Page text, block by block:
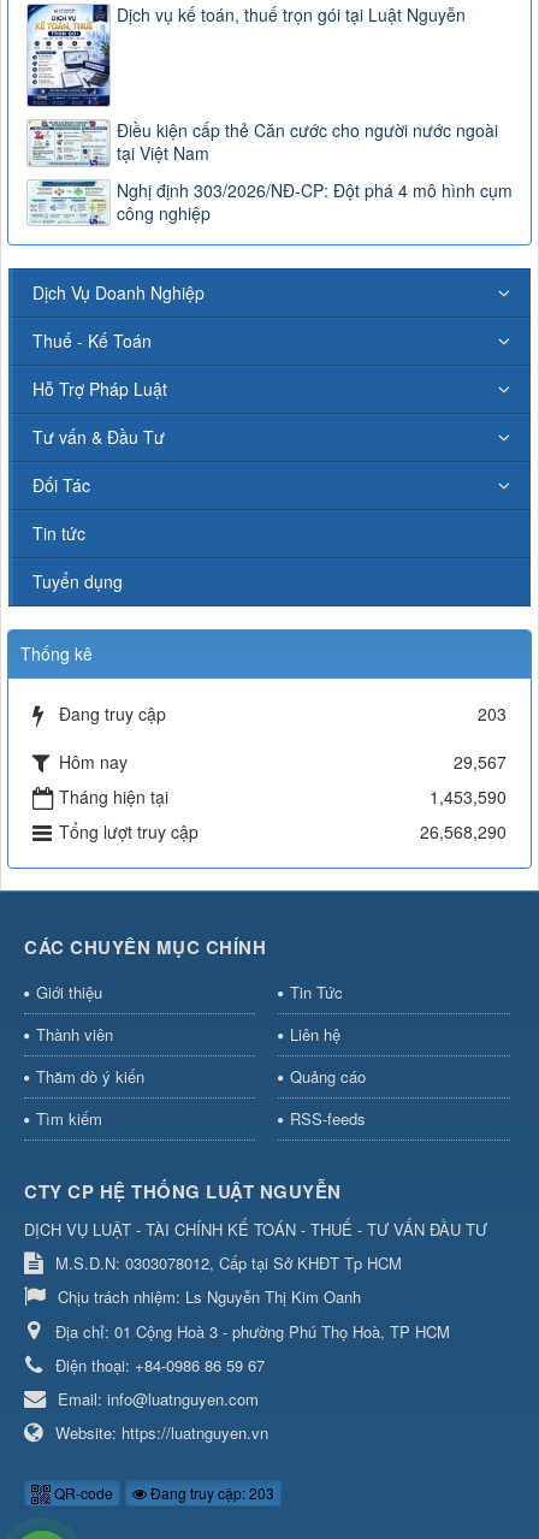
Dịch vụ kế toán, thuế trọn gói tại Luật Nguyễn
Điều kiện cấp thẻ Căn cước cho người nước ngoài
tại Việt Nam
Nghị định 303/2026/NĐ-CP: Đột phá 4 mô hình cụm
công nghiệp
Dịch Vụ Doanh Nghiệp
Thuế - Kế Toán
Hỗ Trợ Pháp Luật
Tư vấn & Đầu Tư
Đối Tác
Tin tức
Tuyển dụng
Thống kê
Đang truy cập
203
Hôm nay
29,567
Tháng hiện tại
1,453,590
Tổng lượt truy cập
26,568,290
CÁC CHUYÊN MỤC CHÍNH
Giới thiệu
Tin Tức
Thành viên
Liên hệ
Thăm dò ý kiến
Quảng cáo
Tìm kiếm
RSS-feeds
CTY CP HỆ THỐNG LUẬT NGUYỄN
DỊCH VỤ LUẬT - TÀI CHÍNH KẾ TOÁN - THUẾ - TƯ VẤN ĐẦU TƯ
M.S.D.N: 0303078012, Cấp tại Sở KHĐT Tp HCM
Chịu trách nhiệm: Ls Nguyễn Thị Kim Oanh
Địa chỉ: 01 Cộng Hoà 3 - phường Phú Thọ Hoà, TP HCM
Điện thoại: +84-0986 86 59 67
Email: info@luatnguyen.com
Website: https://luatnguyen.vn
QR-code Đang truy cập: 203